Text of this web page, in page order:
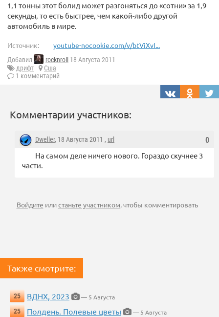
1,1 тонны этот болид может разгоняться до «сотни» за 1,9
секунды, то есть быстрее, чем какой-либо другой
автомобиль в мире.
Источник: youtube-nocookie.com/v/btViXvI...
Добавил rocknroll
18 Августа 2011
дрифт
Сша
1 комментарий
Комментарии участников:
0
Dweller, 18 Августа 2011 , url
На самом деле ничего нового. Гораздо скучнее 3
части.
Войдите илистаньте участником, чтобы комментировать
Также смотрите:
25 ВДНХ, 2023
— 5 Августа
25
Полдень. Полевые цветы
— 5 Августа